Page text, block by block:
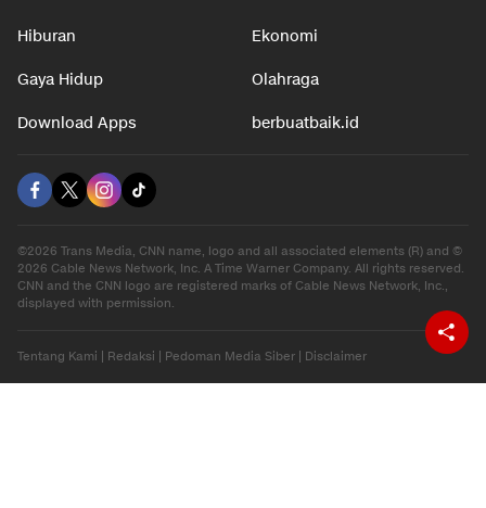
Hiburan Ekonomi
Gaya Hidup Olahraga
Download Apps berbuatbaik.id
©2026 Trans Media, CNN name, logo and all associated elements (R) and ©
2026 Cable News Network, Inc. A Time Warner Company. All rights reserved.
CNN and the CNN logo are registered marks of Cable News Network, Inc.,
displayed with permission.
Tentang Kami | Redaksi | Pedoman Media Siber | Disclaimer